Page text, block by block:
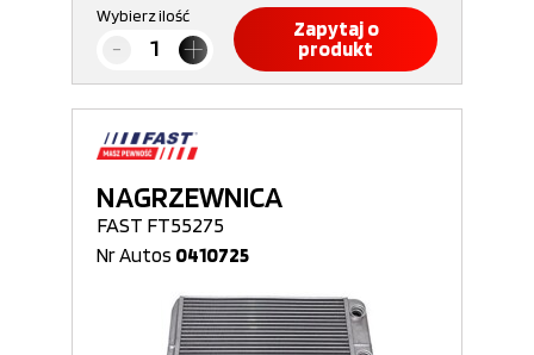
Wybierz ilość
Zapytaj o
produkt
NAGRZEWNICA
FAST FT55275
Nr Autos 0410725